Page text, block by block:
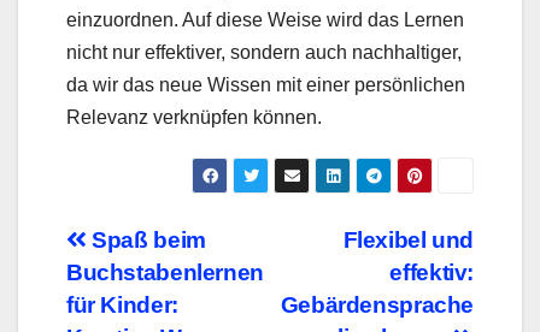
einzuordnen. Auf diese Weise wird das Lernen
nicht nur effektiver, sondern auch nachhaltiger,
da wir das neue Wissen mit einer persönlichen
Relevanz verknüpfen können.
Beitragsnavigation
Flexibel und
effektiv:
Gebärdensprache
Spaß beim
Buchstabenlernen
für Kinder: